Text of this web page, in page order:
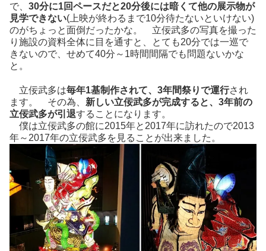
で、 30分に1回ペースだと20分後には暗くて他の展示物が
見学できない(上映が終わるまで10分待たないといけない)
のがちょっと面倒だったかな。 立佞武多の写真を撮った
り施設の資料全体に目を通すと、とても20分では一巡で
きないので、せめて40分～1時間間隔でも問題ないかな
と。
立佞武多は毎年1基制作されて、3年間祭りで運行され
ます。 その為、 新しい立佞武多が完成すると、3年前の
立佞武多が引退することになります。
僕は立佞武多の館に2015年と2017年に訪れたので2013
年～2017年の立佞武多を見ることが出来ました。